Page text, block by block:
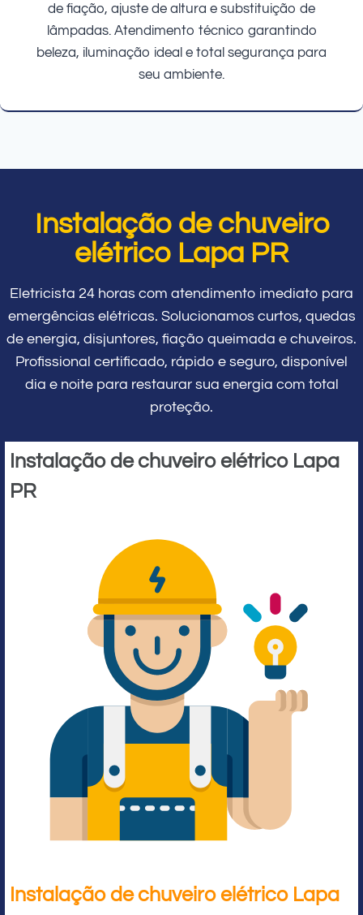
de fiação, ajuste de altura e substituição de
lâmpadas. Atendimento técnico garantindo
beleza, iluminação ideal e total segurança para
seu ambiente.
Instalação de chuveiro
elétrico Lapa PR
Eletricista 24 horas com atendimento imediato para
emergências elétricas. Solucionamos curtos, quedas
de energia, disjuntores, fiação queimada e chuveiros.
Profissional certificado, rápido e seguro, disponível
dia e noite para restaurar sua energia com total
proteção.
Instalação de chuveiro elétrico Lapa
PR
Instalação de chuveiro elétrico Lapa